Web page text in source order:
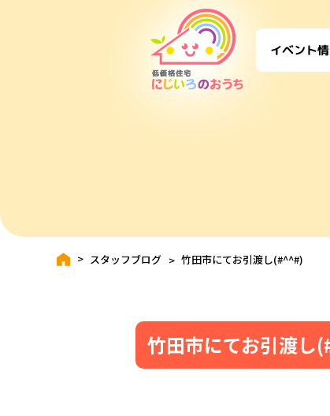
イベント
スタッフブログ 竹田市にてお引渡し(#^^#)
竹田市にてお引渡し